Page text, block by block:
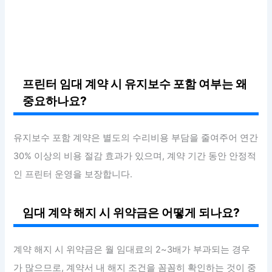
프린터 임대 계약 시 유지보수 포함 여부는 왜
중요하나요?
유지보수 포함 계약은 별도의 수리비용 부담을 줄여주어 연간
30% 이상의 비용 절감 효과가 있으며, 계약 기간 동안 안정적
인 프린터 운영을 보장합니다.
임대 계약 해지 시 위약금은 어떻게 되나요?
계약 해지 시 위약금은 월 임대료의 2~3배가 부과되는 경우
가 많으므로, 계약서 내 해지 조건을 꼼꼼히 확인하는 것이 중